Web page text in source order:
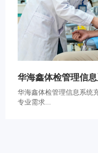
华海鑫体检管理信
华海鑫体检管理信息系统
专业需求...